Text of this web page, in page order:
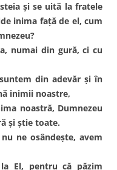
şi se uită la fratele
inima faţă de el, cum
numai din gură, ci cu
din adevăr şi în
inimii noastre,
noastră, Dumnezeu
şi ştie toate.
ne osândeşte, avem
El, pentru că păzim